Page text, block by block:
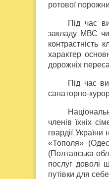
ротової
Під час
закладу МВС чи
контрастність
характер
дорожніх
Під час
санаторно-
членів їхніх
гвардії
«Тополя»
(Полтавська
послуг доволі
путівки для